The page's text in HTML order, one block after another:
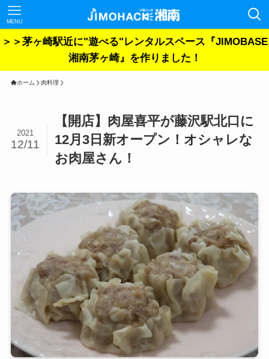
MENU
＞＞茅ヶ崎駅近に"遊べる"レンタルスペース『JIMOBASE
湘南茅ヶ崎』を作りました！
ホーム 肉料理
【開店】肉屋喜平が藤沢駅北口に
12月3日新オープン！オシャレな
お肉屋さん！
2021
12/11